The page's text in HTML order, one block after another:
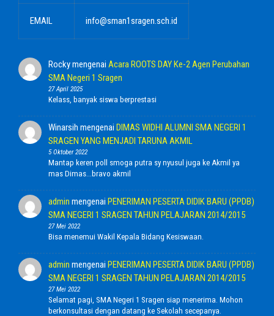
EMAIL info@sman1sragen.sch.id
Rockymengenai Acara ROOTS DAY Ke-2 Agen Perubahan
SMA Negeri 1 Sragen
27 April 2025
Kelass, banyak siswa berprestasi
Winarsih mengenai DIMAS WIDHI ALUMNI SMA NEGERI 1
SRAGEN YANG MENJADI TARUNA AKMIL
5 Oktober 2022
Mantap keren poll smoga putra sy nyusul juga ke Akmil ya
mas Dimas...bravo akmil
admin mengenai PENERIMAN PESERTA DIDIK BARU (PPDB)
SMA NEGERI 1 SRAGEN TAHUN PELAJARAN 2014/2015
27 Mei 2022
Bisa menemui Wakil Kepala Bidang Kesiswaan.
admin mengenai PENERIMAN PESERTA DIDIK BARU (PPDB)
SMA NEGERI 1 SRAGEN TAHUN PELAJARAN 2014/2015
27 Mei 2022
Selamat pagi, SMA Negeri 1 Sragen siap menerima. Mohon
berkonsultasi dengan datang ke Sekolah secepanya.